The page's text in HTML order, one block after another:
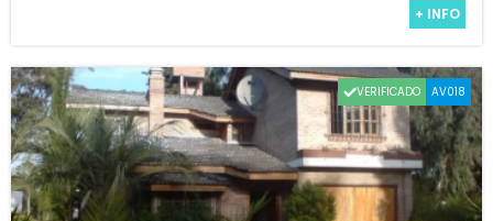
+ INFO
VERIFICADO AV018